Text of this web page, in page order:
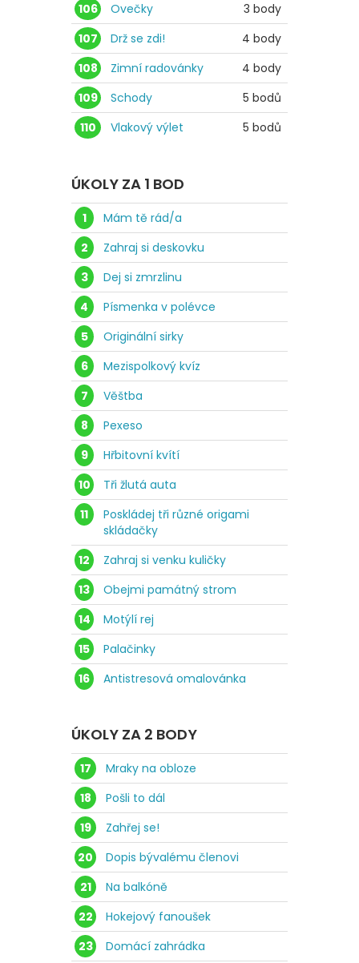
106
Ovečky
3 body
107
Drž se zdi!
4 body
108
Zimní radovánky
4 body
109
Schody
5 bodů
110
Vlakový výlet 5 bodů
ÚKOLY ZA 1 BOD
1
Mám tě rád/a
2
Zahraj si deskovku
3
Dej si zmrzlinu
4
Písmenka v polévce
5
Originální sirky
6
Mezispolkový kvíz
7
Věštba
8
Pexeso
9
Hřbitovní kvítí
10
Tři žlutá auta
11
Poskládej tři různé origami
skládačky
12
Zahraj si venku kuličky
13
Obejmi památný strom
14
Motýlí rej
15
Palačinky
16
Antistresová omalovánka
ÚKOLY ZA 2 BODY
17
Mraky na obloze
18
Pošli to dál
19
Zahřej se!
20
Dopis bývalému členovi
21
Na balkóně
22
Hokejový fanoušek
23
Domácí zahrádka